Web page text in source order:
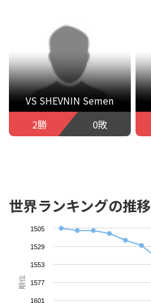
VS SHEVNIN Semen
2勝
0敗
世界ランキングの推移
順位
1505
1529
1553
1577
1601